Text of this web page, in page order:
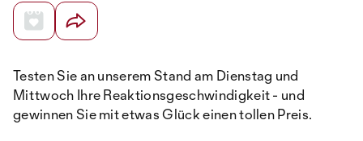
Testen Sie an unserem Stand am Dienstag und
Mittwoch Ihre Reaktionsgeschwindigkeit - und
gewinnen Sie mit etwas Glück einen tollen Preis.